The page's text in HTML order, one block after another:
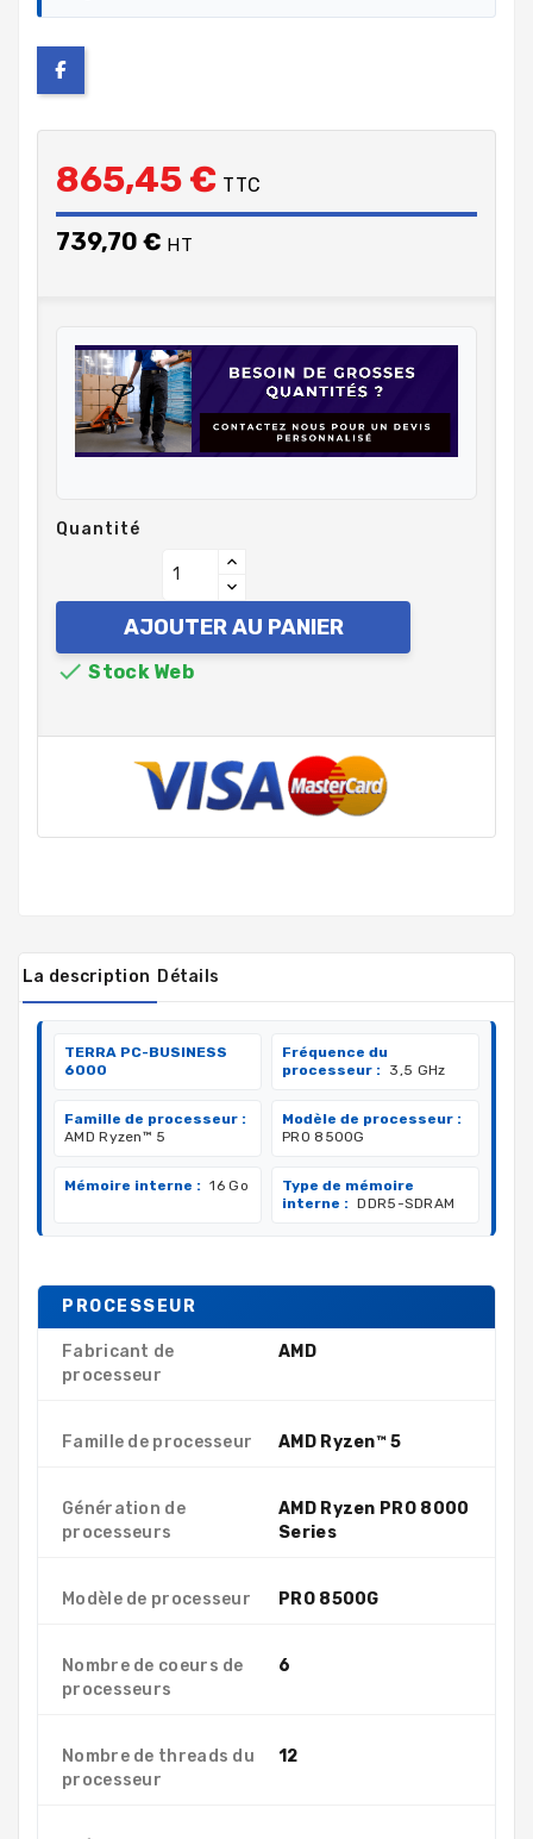
865,45 € TTC
739,70 € HT
Quantité
AJOUTER AU PANIER
 Stock Web
La description Détails
TERRA PC-BUSINESS
6000
Fréquence du
processeur :
3,5 GHz
Famille de processeur :
AMD Ryzen™ 5
Modèle de processeur :
PRO 8500G
Mémoire interne : 16 Go
Type de mémoire
interne : DDR5-SDRAM
PROCESSEUR
Fabricant de
processeur
AMD
Famille de processeur AMD Ryzen™ 5
Génération de
processeurs
AMD Ryzen PRO 8000
Series
Modèle de processeur PRO 8500G
Nombre de coeurs de
processeurs
6
Nombre de threads du
processeur
12